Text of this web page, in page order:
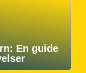
En guide